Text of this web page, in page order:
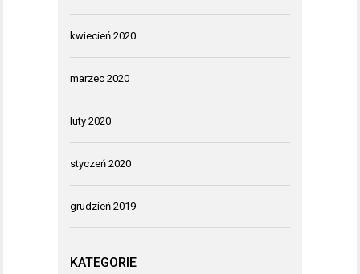
kwiecień 2020
marzec 2020
luty 2020
styczeń 2020
grudzień 2019
KATEGORIE